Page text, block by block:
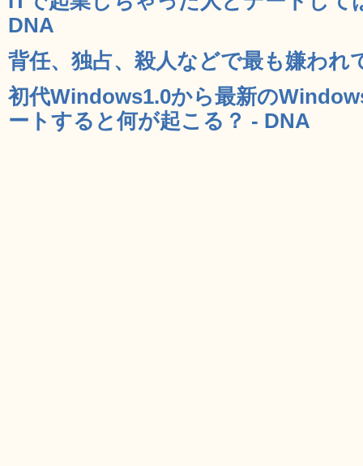
DNA
背任、独占、殺人などで最も嫌われ
初代Windows1.0から最新の
ートすると何が起こる？ - DNA